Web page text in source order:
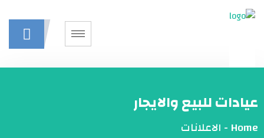
عيادات للبيع والايجار​
Home
- الاعلانات